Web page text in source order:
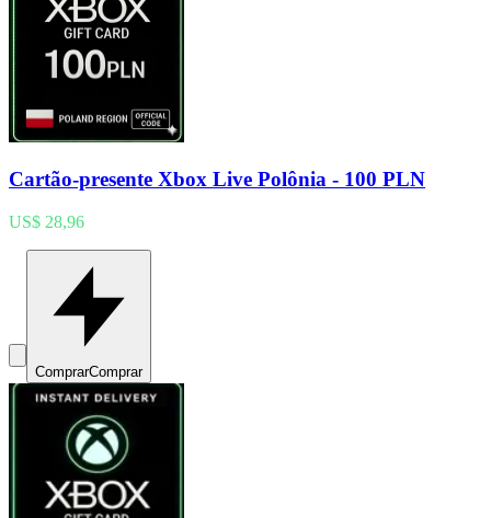
Cartão-presente Xbox Live Polônia - 100 PLN
US$ 28,96
ComprarComprar